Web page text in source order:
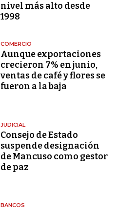
nivel más alto desde
1998
COMERCIO
Aunque exportaciones
crecieron 7% en junio,
ventas de café y flores se
fueron a la baja
JUDICIAL
Consejo de Estado
suspende designación
de Mancuso como gestor
de paz
BANCOS